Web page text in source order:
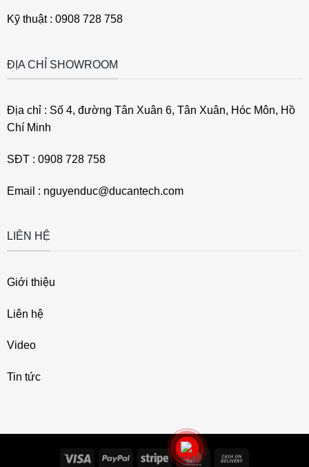
Kỹ thuật : 0908 728 758
ĐỊA CHỈ SHOWROOM
Địa chỉ : Số 4, đường Tân Xuân 6, Tân Xuân, Hóc Môn, Hồ
Chí Minh
SĐT : 0908 728 758
Email : nguyenduc@ducantech.com
LIÊN HỆ
Giới thiệu
Liên hệ
Video
Tin tức